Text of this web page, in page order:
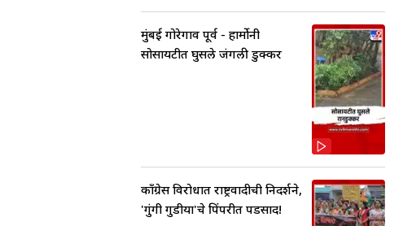
मुंबई गोरेगाव पूर्व - हार्मोनी
सोसायटीत घुसले जंगली डुक्कर
काँग्रेस विरोधात राष्ट्रवादीची निदर्शने,
'गुंगी गुडीया'चे पिंपरीत पडसाद!